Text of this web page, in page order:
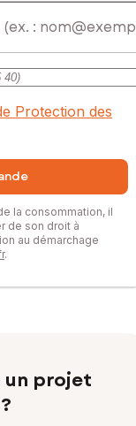
Protection des
la consommation, il
de son droit à
au démarchage
.
un projet